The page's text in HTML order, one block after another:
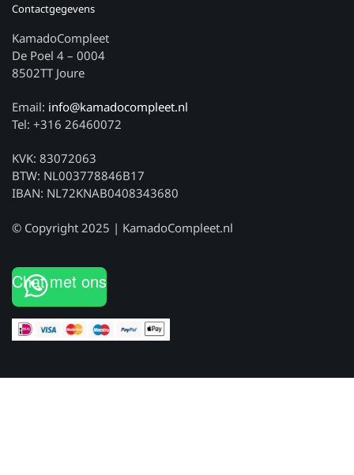
Contactgegevens
KamadoCompleet
De Poel 4 – 0004
8502TT Joure
Email: info@kamadocompleet.nl
Tel: +316 26460072
KVK: 83072063
BTW: NL003778846B17
IBAN: NL72KNAB0408343680
© Copyright 2025 | KamadoCompleet.nl
Chat met ons